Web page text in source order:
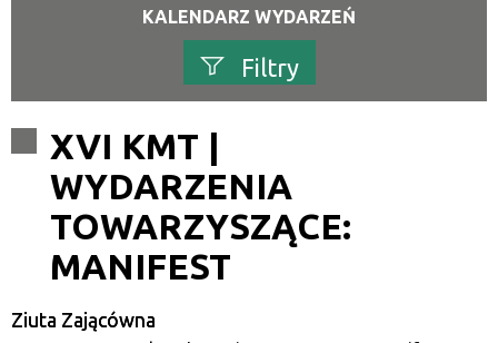
KALENDARZ WYDARZEŃ
Filtry
Kategoria
Trwające w zakresie
XVI KMT |
WYDARZENIA
TOWARZYSZĄCE:
MANIFEST
Ziuta Zającówna